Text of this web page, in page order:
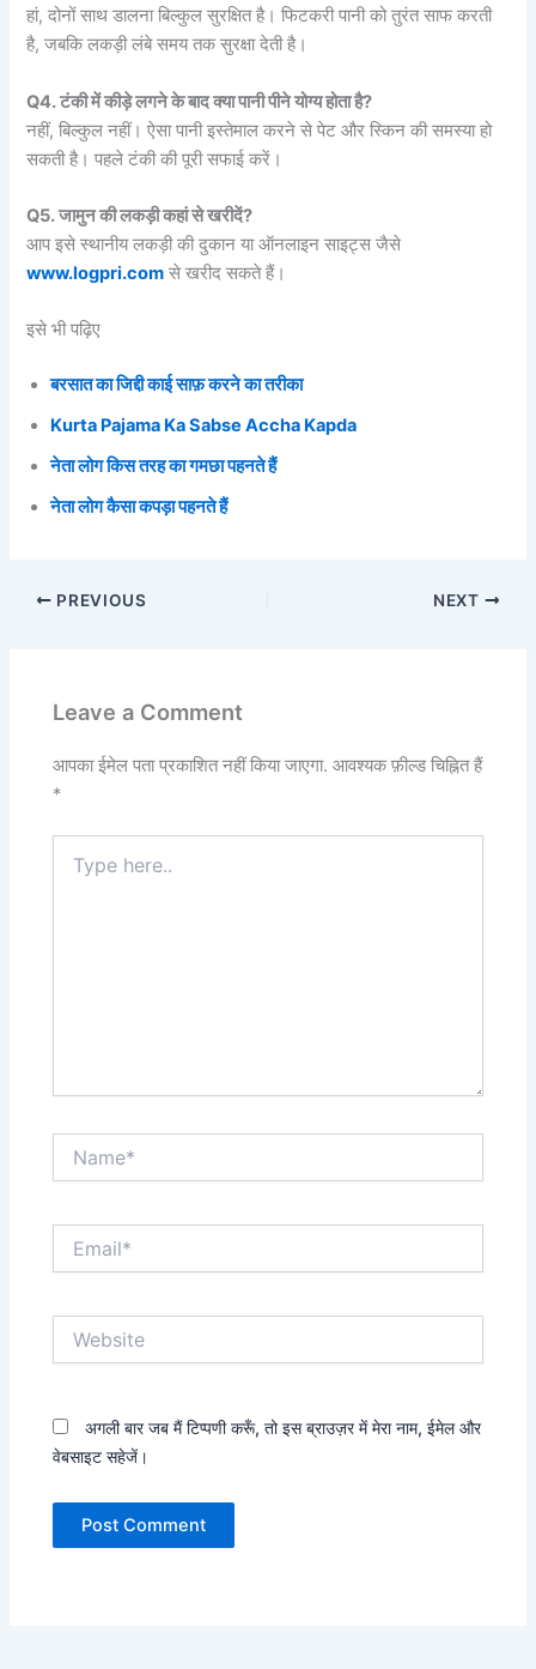
हां, दोनों साथ डालना बिल्कुल सुरक्षित है। फिटकरी पानी को तुरंत साफ करती
है, जबकि लकड़ी लंबे समय तक सुरक्षा देती है।
Q4. टंकी में कीड़े लगने के बाद क्या पानी पीने योग्य होता है?
नहीं, बिल्कुल नहीं। ऐसा पानी इस्तेमाल करने से पेट और स्किन की समस्या हो
सकती है। पहले टंकी की पूरी सफाई करें।
Q5. जामुन की लकड़ी कहां से खरीदें?
आप इसे स्थानीय लकड़ी की दुकान या ऑनलाइन साइट्स जैसे
www.logpri.com से खरीद सकते हैं।
इसे भी पढ़िए
बरसात का जिद्दी काई साफ़ करने कातरीका
Kurta Pajama Ka Sabse Accha Kapda
नेता लोग किस तरह का गमछा पहनते हैं
नेता लोग कैसा कपड़ा पहनते हैं
PREVIOUS NEXT
Leave a Comment
आपका ईमेल पता प्रकाशित नहीं किया जाएगा. आवश्यक फ़ील्ड चिह्नित हैं
*
here..
अगली बार जब मैं टिप्पणी करूँ, तो इस ब्राउज़र में मेरा नाम, ईमेल और
वेबसाइट सहेजें।